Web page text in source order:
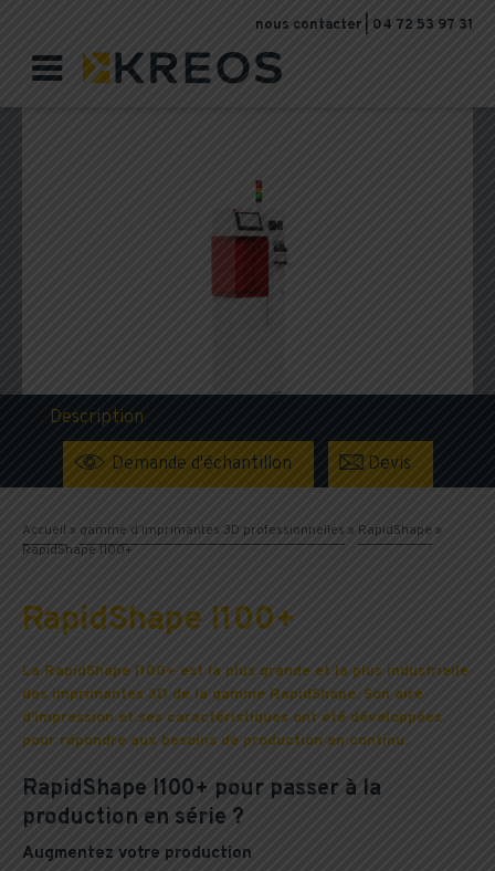
nous contacter 04 72 53 97 31

Description
Demande d'échantillon
Accueil » gamme d’imprimantes 3D professionnelles » RapidShape »
RapidShape I100+
RapidShape I100+
La RapidShape I100+ est la plus grande et la plus industrielle
des imprimantes 3D de la gamme RapidShape. Son aire
d’impression et ses caractéristiques ont été développées
pour répondre aux besoins de production en continu.
RapidShape I100+ pour passer à la
production en série ?
Augmentez votre production